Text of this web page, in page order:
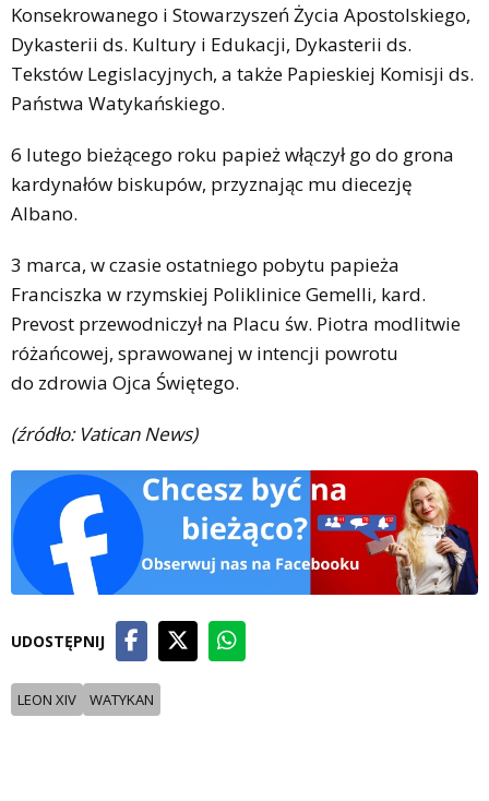
Konsekrowanego i Stowarzyszeń Życia Apostolskiego,
Dykasterii ds. Kultury i Edukacji, Dykasterii ds.
Tekstów Legislacyjnych, a także Papieskiej Komisji ds.
Państwa Watykańskiego.
6 lutego bieżącego roku papież włączył go do grona
kardynałów biskupów, przyznając mu diecezję
Albano.
3 marca, w czasie ostatniego pobytu papieża
Franciszka w rzymskiej Poliklinice Gemelli, kard.
Prevost przewodniczył na Placu św. Piotra modlitwie
różańcowej, sprawowanej w intencji powrotu
do zdrowia Ojca Świętego.
(źródło: Vatican News)
UDOSTĘPNIJ
LEON XIV WATYKAN